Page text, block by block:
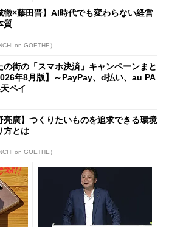
徹×藤田晋】AI時代でも変わらない経営
質
on GOETHE）
の街の「スマホ決済」キャンペーンまと
年8月版】～PayPay、d払い、au PA
ペイ
亮廣】つくりたいものを追求できる環境
方とは
on GOETHE）